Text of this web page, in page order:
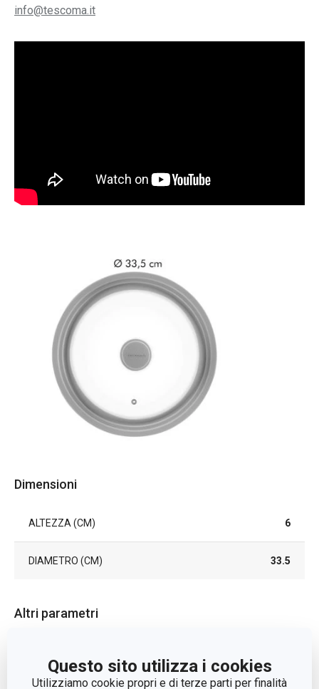
Questo sito utilizza i cookies
Utilizziamo cookie propri e di terze parti per finalità
info@tescoma.it
Dimensioni
ALTEZZA (CM) 6
DIAMETRO (CM) 33.5
Altri parametri